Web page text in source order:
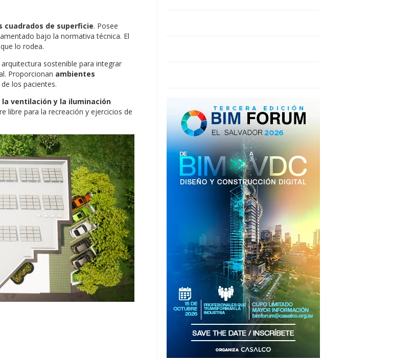
cuadrados de superficie. Posee
bajo la normativa técnica. El
lo rodea.
sostenible para integrar
Proporcionan ambientes
los pacientes.
ventilación y la iluminación
libre para la recreación y ejercicios de